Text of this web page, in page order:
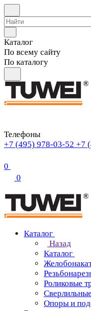
Каталог
По всему сайту
По каталогу
Телефоны
+7 (495) 978-03-52 +7
0
0
Каталог
Назад
Каталог
Роликовые
Опоры и